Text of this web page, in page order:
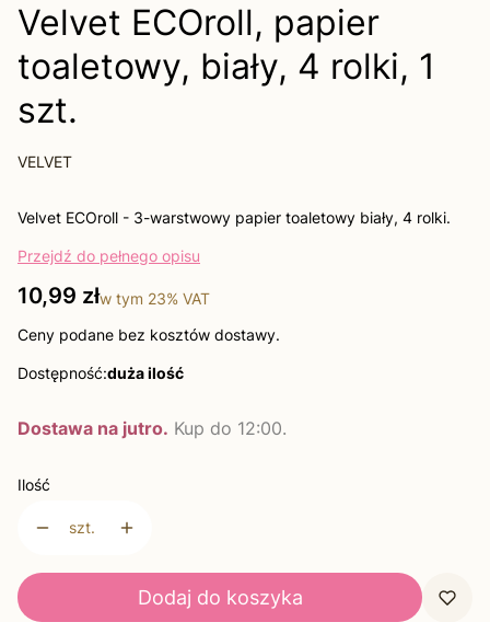
Velvet ECOroll, papier
toaletowy, biały, 4 rolki, 1
szt.
VELVET
Velvet ECOroll - 3-warstwowy papier toaletowy biały, 4 rolki.
Przejdź do pełnego opisu
Cena
10,99 złw tym 23% VAT
Ceny podane bez kosztów dostawy.
Dostępność:duża ilość
Dostawa na jutro. Kup do 12:00.
Ilość
szt.
Dodaj do koszyka